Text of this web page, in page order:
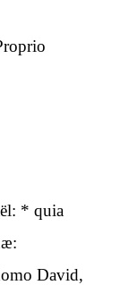
* quia
David,